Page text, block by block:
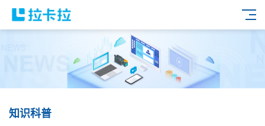
知识科普